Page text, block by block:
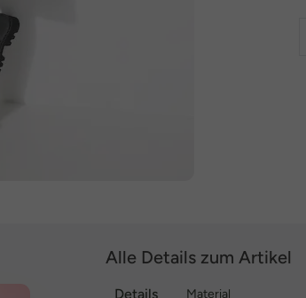
Alle Details zum Artikel
Details Material